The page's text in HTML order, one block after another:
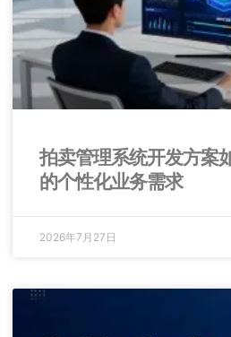
拍卖管理系统开发方案
的个性化业务需求
2026年7月27日